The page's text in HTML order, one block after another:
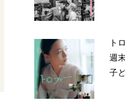
ト
週
子